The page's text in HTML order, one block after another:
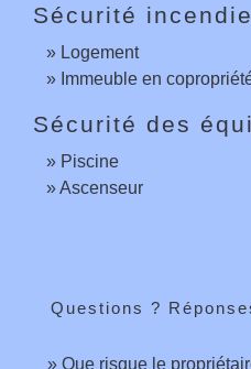
Sécurité incendie
Logement
Immeuble en
Sécurité des
Piscine
Ascenseur
Questions ?
Que risque le